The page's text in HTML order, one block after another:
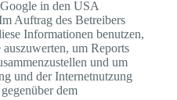
in den USA
Auftrag des Betreibers
Informationen benutzen,
um Reports
und um
und der Internetnutzung
dem